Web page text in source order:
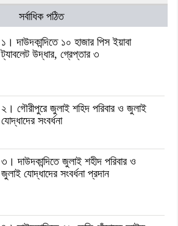
সর্বাধিক পঠিত
১। দাউদকান্দিতে ১০ হাজার পিস ইয়াবা
ট্যাবলেট উদ্ধার, গ্রেপ্তার ৩
২। গৌরীপুরে জুলাই শহিদ পরিবার ও জুলাই
যোদ্ধাদের সংবর্ধনা
৩। দাউদকান্দিতে জুলাই শহীদ পরিবার ও
জুলাই যোদ্ধাদের সংবর্ধনা প্রদান